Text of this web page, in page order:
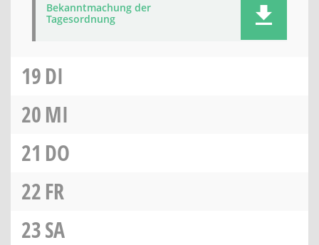
Bekanntmachung der
Tagesordnung
19DI
20MI
21 DO
22FR
23SA